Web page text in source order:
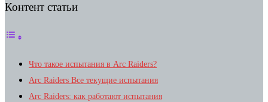
Контент статьи
Что такое испытания в Arc Raiders?
Arc Raiders Все текущие испытания
Arc Raiders: как работают испытания